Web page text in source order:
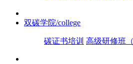
双碳学院/college
碳证书培训 高级研修班